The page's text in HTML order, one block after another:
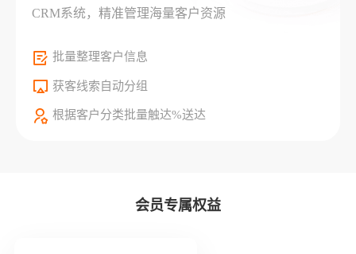
CRM系统，精准管理海量客户资源
批量整理客户信息
获客线索自动分组
根据客户分类批量触达%送达
会员专属权益